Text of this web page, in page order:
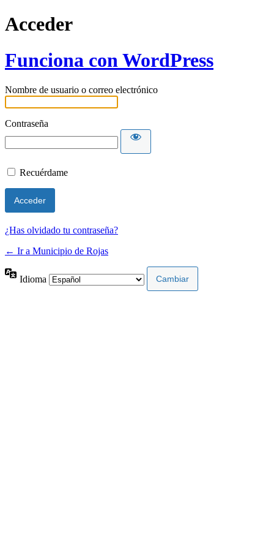
Acceder
Funciona con WordPress
Nombre de usuario o correo electrónico
Contraseña
Recuérdame
¿Has olvidado tu contraseña?
← Ir a Municipio de Rojas
Idioma